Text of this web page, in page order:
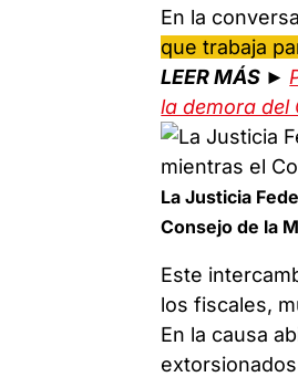
En la
que trabaja
LEER MÁS ►
la demora del
La Justicia
Consejo de la
Este
los fiscales,
En la causa